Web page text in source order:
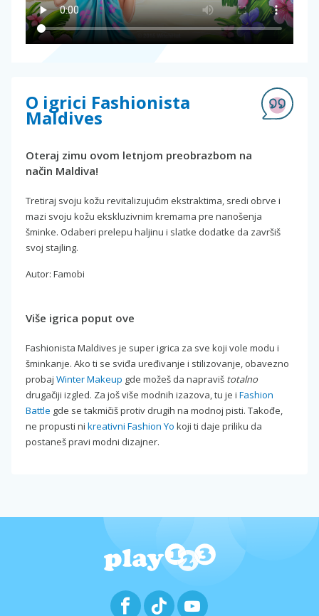
O igrici Fashionista
Maldives
Oteraj zimu ovom letnjom preobrazbom na
način Maldiva!
Tretiraj svoju kožu revitalizujućim ekstraktima, sredi obrve i
mazi svoju kožu ekskluzivnim kremama pre nanošenja
šminke. Odaberi prelepu haljinu i slatke dodatke da završiš
svoj stajling.
Autor: Famobi
Više igrica poput ove
Fashionista Maldives je super igrica za sve koji vole modu i
šminkanje. Ako ti se sviđa uređivanje i stilizovanje, obavezno
probaj Winter Makeup gde možeš da napraviš totalno
drugačiji izgled. Za još više modnih izazova, tu je i Fashion
Battle gde se takmičiš protiv drugih na modnoj pisti. Takođe,
ne propusti ni kreativni Fashion Yo koji ti daje priliku da
postaneš pravi modni dizajner.